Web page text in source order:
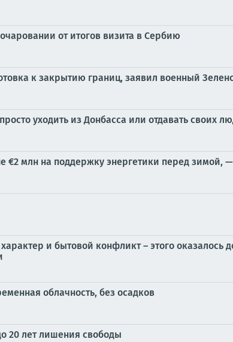
от итогов визита в Сербию
к закрытию границ, заявил военный
уходить из Донбасса или отдавать своих
€2 млн на поддержку энергетики перед зимой,
и бытовой конфликт – этого оказалось
облачность, без осадков
20 лет лишения свободы